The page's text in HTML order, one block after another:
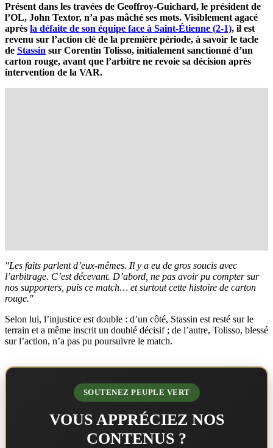
Présent dans les travées de Geoffroy-Guichard, le président de
l’OL, John Textor, n’a pas mâché ses mots. Visiblement agacé
après la défaite de son équipe face à Saint-Étienne (2-1), il est
revenu sur l’action clé de la première période, à savoir le tacle
de Stassin sur Corentin Tolisso, initialement sanctionné d’un
carton rouge, avant que l’arbitre ne revoie sa décision après
intervention de la VAR.
"Les faits parlent d’eux-mêmes. Il y a eu de gros soucis avec
l’arbitrage. C’est décevant. D’abord, ne pas avoir pu compter sur
nos supporters, puis ce match… et surtout cette histoire de carton
rouge."
Selon lui, l’injustice est double : d’un côté, Stassin est resté sur le
terrain et a même inscrit un doublé décisif ; de l’autre, Tolisso, blessé
sur l’action, n’a pas pu poursuivre le match.
SOUTENEZ PEUPLE VERT
VOUS APPRÉCIEZ NOS
CONTENUS ?